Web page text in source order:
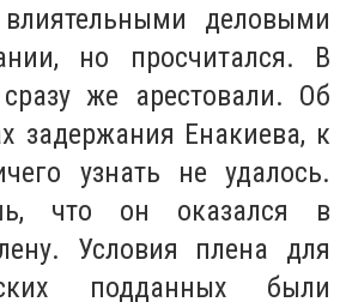
деловыми
но просчитался. В
же арестовали. Об
задержания Енакиева, к
узнать не удалось.
что он оказался в
Условия плена для
подданных были